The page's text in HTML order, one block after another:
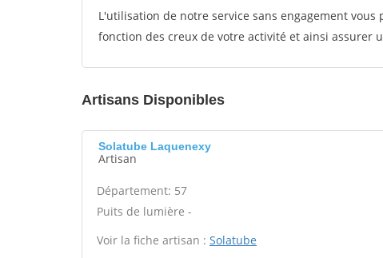
L'utilisation de notre service sans engagement
fonction des creux de votre activité et ainsi assurer
Artisans Disponibles
Solatube Laquenexy
Artisan
Département: 57
Puits de lumière -
Voir la fiche artisan : Solatube